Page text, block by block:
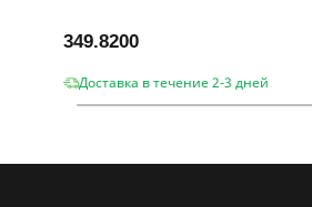
349.8200
Доставка в течение 2-3 дней